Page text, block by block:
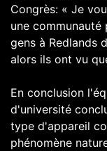
Congrès: « Je
une
gens à Redlands
alors ils ont vu
En conclusion
d'université
type d'appareil
phénomène